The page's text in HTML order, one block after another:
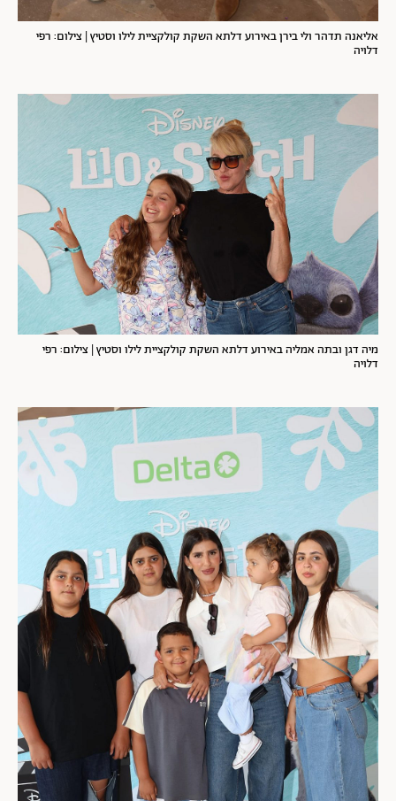
אליאנה תדהר ולי בירן באירוע דלתא השקת קולקציית לילו וסטיץ | צילום: רפי
דלויה
מיה דגן ובתה אמליה באירוע דלתא השקת קולקציית לילו וסטיץ | צילום: רפי
דלויה